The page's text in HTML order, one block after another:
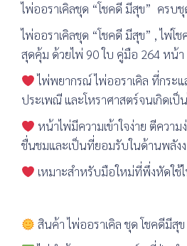
ไพ่ออราเคิลชุด “โชคดี มีสุข” ครบ
ไพ่ออราเคิลชุด “โชคดี มีสุข” , ไพ่
สุดคุ้ม ด้วยไพ่ 90 ใบ คู่มือ 264 หน้า
ไพ่พยากรณ์ ไพ่ออราเคิล ที่กระ
ประเพณี และโหราศาสตร์จนเกิดเ
หน้าไพ่มีความเข้าใจง่าย ตีควา
ชื่นชมและเป็นที่ยอมรับในด้านพลัง
เหมาะสำหรับมือใหม่ที่พึ่งหัดใช้
สินค้า ไพ่ออราเคิล ชุด โชคดีมีสุ